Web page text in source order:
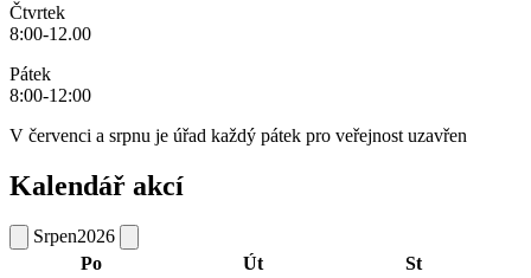
Čtvrtek
8:00-12.00
Pátek
8:00-12:00
V červenci a srpnu je úřad každý pátek pro veřejnost uzavřen
Kalendář akcí
Srpen2026
Po
Út
St